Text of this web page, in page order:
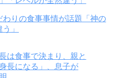
わりの食事事情が話題「神の
」